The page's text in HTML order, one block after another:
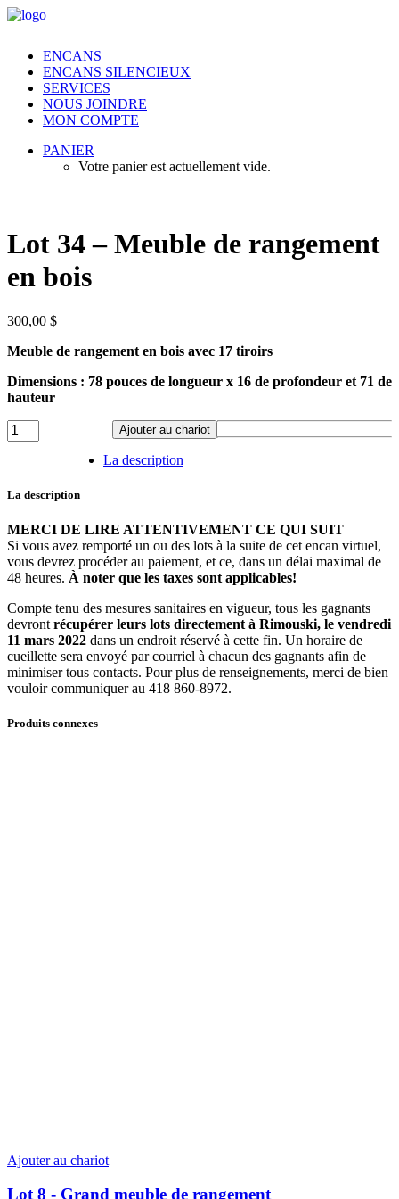
ENCANS
ENCANS SILENCIEUX
SERVICES
NOUS JOINDRE
MON COMPTE
PANIER
Votre panier est actuellement vide.
Lot 34 – Meuble de rangement
en bois
300,00 $
Meuble de rangement en bois avec 17 tiroirs
Dimensions : 78 pouces de longueur x 16 de profondeur et 71 de
hauteur
Lot
34
de
en
bois
quantité
Ajouter au chariot
La description
La description
MERCI DE LIRE ATTENTIVEMENT CE QUI SUIT
Si vous avez remporté un ou des lots à la suite de cet encan virtuel,
vous devrez procéder au paiement, et ce, dans un délai maximal de
48 heures. À noter que les taxes sont applicables!
Compte tenu des mesures sanitaires en vigueur, tous les gagnants
devront récupérer leurs lots directement à Rimouski, le vendredi
11 mars 2022 dans un endroit réservé à cette fin. Un horaire de
cueillette sera envoyé par courriel à chacun des gagnants afin de
minimiser tous contacts. Pour plus de renseignements, merci de bien
vouloir communiquer au 418 860-8972.
Produits connexes
Ajouter au chariot
Lot 8 - Grand meuble de rangement